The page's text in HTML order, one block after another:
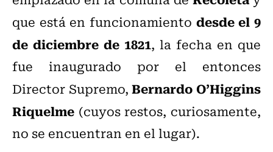
que está en funcionamiento desde el 9
de diciembre de 1821, la fecha en que
fue inaugurado por el entonces
Director Supremo,Bernardo O’Higgins
Riquelme (cuyos restos, curiosamente,
no se encuentran en el lugar).